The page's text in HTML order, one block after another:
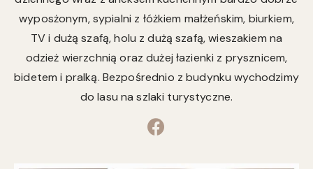
wyposżonym, sypialni z łóżkiem małżeńskim, biurkiem,
TV i dużą szafą, holu z dużą szafą, wieszakiem na
odzież wierzchnią oraz dużej łazienki z prysznicem,
bidetem i pralką. Bezpośrednio z budynku wychodzimy
do lasu na szlaki turystyczne.